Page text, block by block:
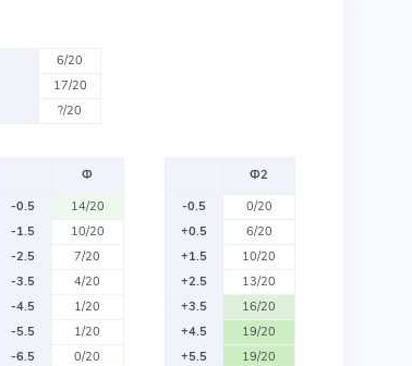
6/20
17/20
?/20
Ф
-0.5
14/20
-1.5
10/20
-2.5
7/20
-3.5
4/20
-4.5
1/20
-5.5
1/20
-6.5
0/20
Ф2
-0.5
0/20
+0.5
6/20
+1.5
10/20
+2.5
13/20
+3.5
16/20
+4.5
19/20
+5.5
19/20